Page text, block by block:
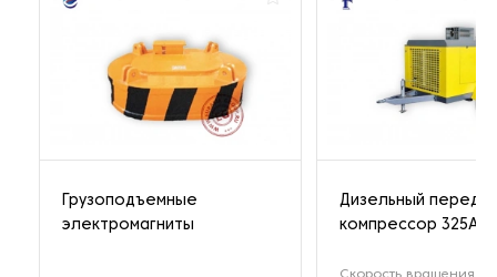
Грузоподъемные
электромагниты
Дизельный
компрессор 325A